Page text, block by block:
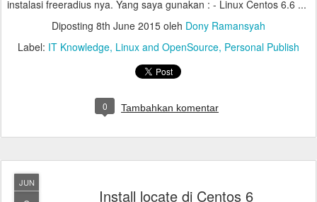
instalasi freeradius nya. Yang saya gunakan : - Linux Centos 6.6 ...
Diposting 8th June 2015 oleh Dony Ramansyah
Label: IT Knowledge Linux and OpenSource Personal Publish
0 Tambahkan komentar
JUN
Install locate di Centos 6